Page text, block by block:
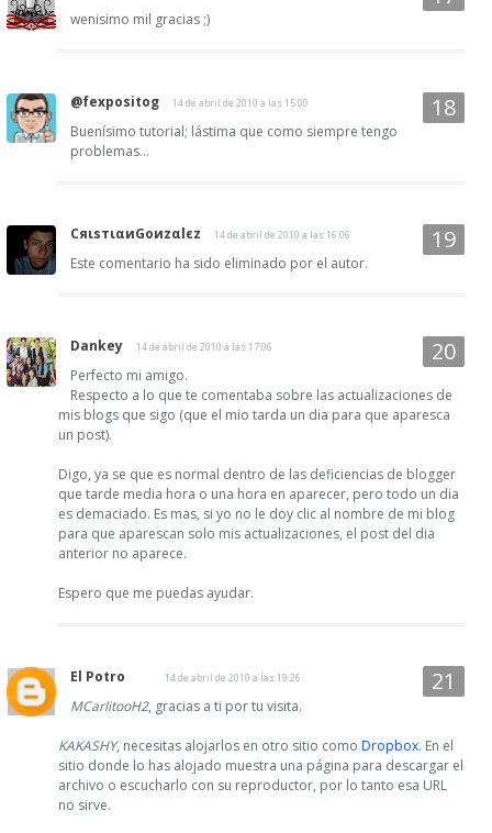
wenisimo mil gracias ;)
@fexpositog 14 de abril de 2010 a las 15:00
Buenísimo tutorial; lástima que como siempre tengo
problemas...
CяιsтιαиGoиzαlєz 14 de abril de 2010 a las 16:06
Este comentario ha sido eliminado por el autor.
Dankey 14 de abril de 2010 a las 17:06
Perfecto mi amigo.
Respecto a lo que te comentaba sobre las actualizaciones de
mis blogs que sigo (que el mio tarda un dia para que aparesca
un post).
Digo, ya se que es normal dentro de las deficiencias de blogger
que tarde media hora o una hora en aparecer, pero todo un dia
es demaciado. Es mas, si yo no le doy clic al nombre de mi blog
para que aparescan solo mis actualizaciones, el post del dia
anterior no aparece.
Espero que me puedas ayudar.
El Potro 14 de abril de 2010 a las 19:26
MCarlitooH2, gracias a ti por tu visita.
KAKASHY, necesitas alojarlos en otro sitio como Dropbox. En el
sitio donde lo has alojado muestra una página para descargar el
archivo o escucharlo con su reproductor, por lo tanto esa URL
no sirve.